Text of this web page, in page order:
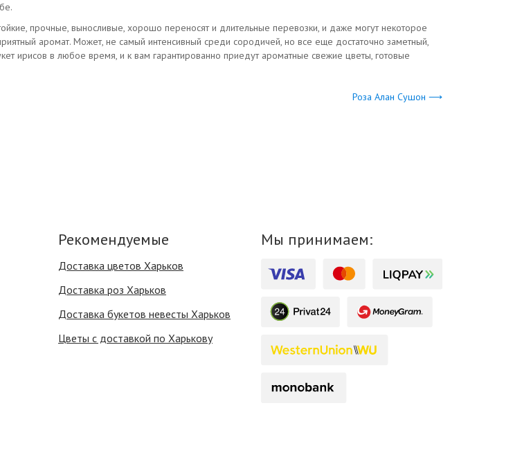
прочные, выносливые, хорошо переносят и длительные перевозки, и даже могут некоторое
аромат. Может, не самый интенсивный среди сородичей, но все еще достаточно заметный,
ирисов в любое время, и к вам гарантированно приедут ароматные свежие цветы, готовые
Роза Алан Сушон ⟶
Рекомендуемые
Доставка цветов Харьков
Доставка роз Харьков
Доставка букетов невесты Харьков
Цветы с доставкой по Харькову
Мы принимаем: